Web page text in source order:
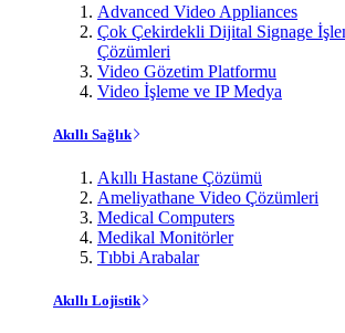
Advanced Video Appliances
Çok Çekirdekli Dijital Signage
Çözümleri
Video Gözetim Platformu
Video İşleme ve IP Medya
Akıllı Sağlık
Akıllı Hastane Çözümü
Ameliyathane Video Çözümleri
Medical Computers
Medikal Monitörler
Tıbbi Arabalar
Akıllı Lojistik